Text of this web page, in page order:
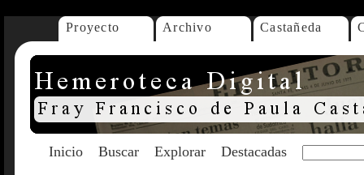
Proyecto Archivo Castañeda
Inicio Buscar Explorar Destacadas